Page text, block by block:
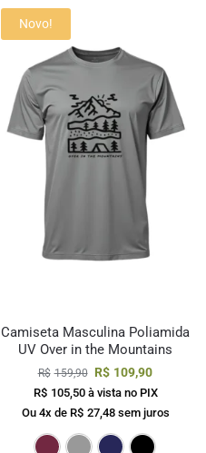
Novo!
Camiseta Masculina Poliamida
UV Over in the Mountains
R$ 159,90 R$ 109,90
R$ 105,50à vista no PIX
Ou 4x de R$ 27,48sem juros
Bordô